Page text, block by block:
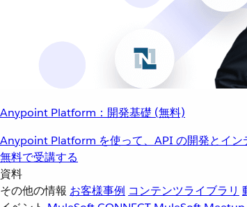
Anypoint Platform：開発基礎 (無料)
Anypoint Platform を使って、API の開発とイン
無料で受講する
資料
その他の情報 お客様事例 コンテンツライブラリ